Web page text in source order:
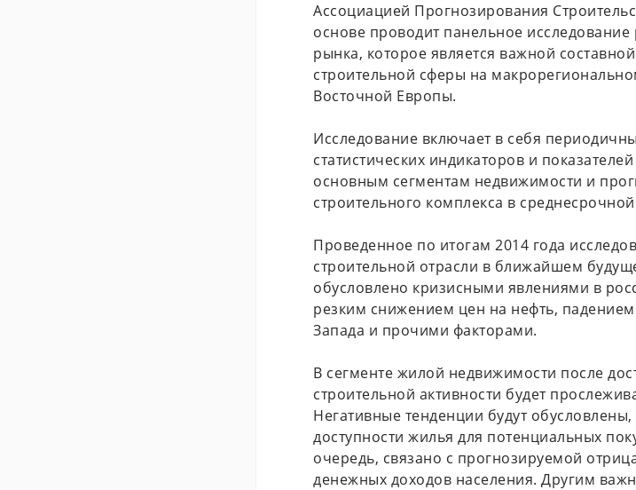
Ассоциацией Прогнозирования
основе проводит панельное исследование
рынка, которое является важной
строительной сферы на
Восточной Европы.
Исследование включает в себя
статистических индикаторов и
основным сегментам недвижимости и
строительного комплекса в
Проведенное по итогам 2014 года
строительной отрасли в ближайшем
обусловлено кризисными явлениями в
резким снижением цен на нефть,
Запада и прочими факторами.
В сегменте жилой недвижимости после
строительной активности будет
Негативные тенденции будут
доступности жилья для потенциальных
очередь, связано с прогнозируемой
денежных доходов населения. Другим